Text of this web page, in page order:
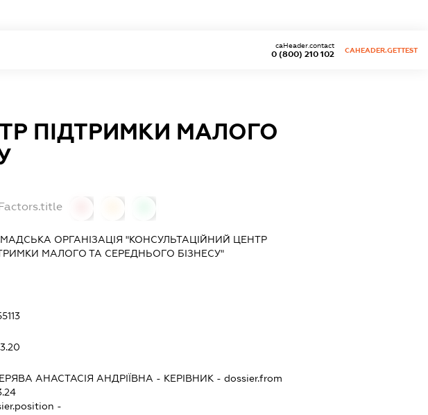
0 (800) 210 102
caHeader.contact
CAHEADER.GETTEST
ПІДТРИМКИ МАЛОГО
ОРГАНІЗАЦІЯ "КОНСУЛЬТАЦІЙНИЙ ЦЕНТР
МАЛОГО ТА СЕРЕДНЬОГО БІЗНЕСУ"
АНАСТАСІЯ АНДРІЇВНА - КЕРІВНИК - dossier.from
-